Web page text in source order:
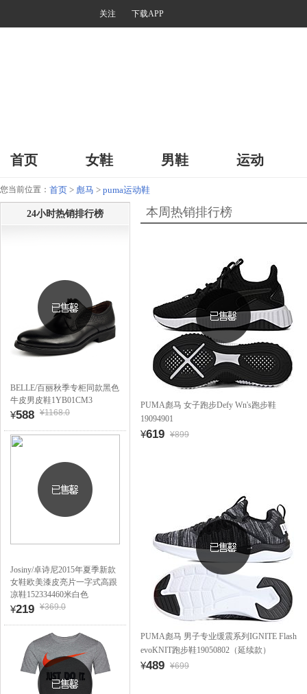
关注 下载APP
首页 女鞋 男鞋 运动
您当前位置： 首页 > 彪马 > puma运动鞋
24小时热销排行榜
BELLE/百丽秋季专柜同款黑色
牛皮男皮鞋1YB01CM3
¥588 ¥1168.0
Josiny/卓诗尼2015年夏季新款
女鞋欧美漆皮亮片一字式高跟
凉鞋152334460米白色
¥219 ¥369.0
本周热销排行榜
PUMA彪马 女子跑步Defy Wn's跑步鞋
19094901
¥619 ¥899
PUMA彪马 男子专业缓震系列IGNITE Flash
evoKNIT跑步鞋19050802（延续款）
¥489 ¥699